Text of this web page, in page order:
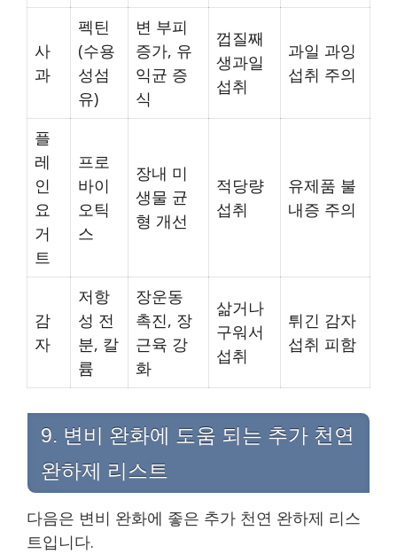
사
과
펙틴
(수용
성섬
유)
변 부피
증가, 유
익균 증
식
껍질째
생과일
섭취
과일 과잉
섭취 주의
플
레
인
요
거
트
프로
바이
오틱
스
장내 미
생물 균
형 개선
적당량
섭취
유제품 불
내증 주의
감
자
저항
성 전
분, 칼
륨
장운동
촉진, 장
근육 강
화
삶거나
구워서
섭취
튀긴 감자
섭취 피함
9. 변비 완화에 도움 되는 추가 천연
완하제 리스트
다음은 변비 완화에 좋은 추가 천연 완하제 리스
트입니다.